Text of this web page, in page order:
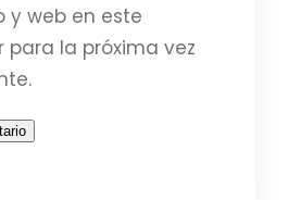
y web en este
para la próxima vez